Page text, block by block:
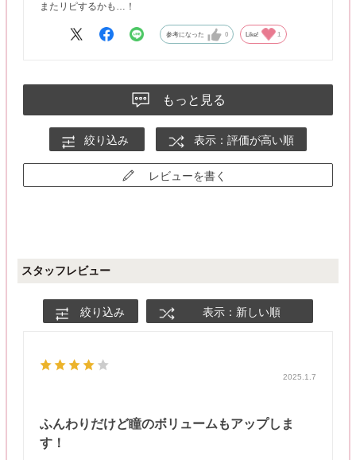
またリピするかも…！
参考になった 0 Like! 1
もっと見る
絞り込み 表示：評価が高い順
レビューを書く
スタッフレビュー
絞り込み 表示：新しい順
2025.1.7
ふんわりだけど瞳のボリュームもアップしま
す！